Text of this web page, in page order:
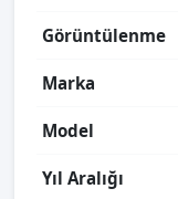
Görüntülenme
Marka
Model
Yıl Aralığı